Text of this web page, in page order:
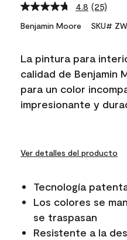
4.8 Read
25
link.
(25)
Benjamin Moore SKU#
La pintura para
calidad de Benjamin
para un color
impresionante y
Ver detalles del producto
Tecnología
Los colores se
se traspasan
Resistente a la